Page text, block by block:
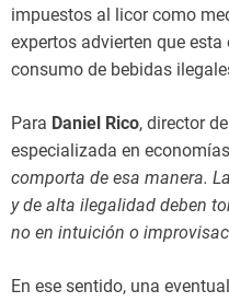
impuestos al licor como
expertos advierten que
consumo de bebidas
Para Daniel Rico, director
especializada en
comporta de esa manera.
y de alta ilegalidad deben
no en intuición o
En ese sentido, una